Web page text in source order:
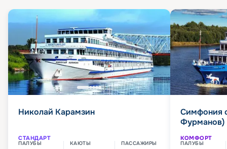
Николай Карамзин
СТАНДАРТ
ПАЛУБЫ КАЮТЫ ПАССАЖИРЫ
Симфония
Фурманов)
КОМФОРТ
ПАЛУБЫ